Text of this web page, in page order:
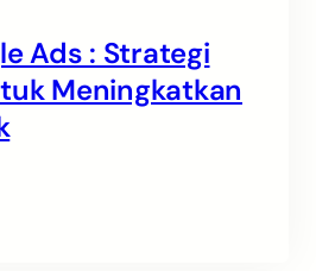
Ads : Strategi
Meningkatkan